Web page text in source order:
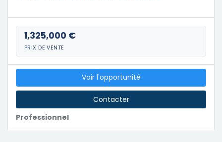
1,325,000 €
PRIX DE VENTE
Professionnel
Voir l'opportunité
Contacter